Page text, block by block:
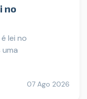
no
lei no
07 Ago 2026